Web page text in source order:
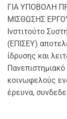
ΓΙΑ ΥΠΟΒΟΛΗ
ΜΙΣΘΩΣΗΣ
Ινστιτούτο
(ΕΠΙΣΕΥ)
ίδρυσης και
κοινωφελούς
έρευνα,